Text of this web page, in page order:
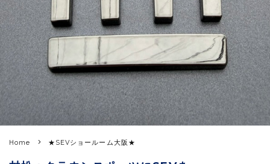
Home ★SEVショールーム大阪★